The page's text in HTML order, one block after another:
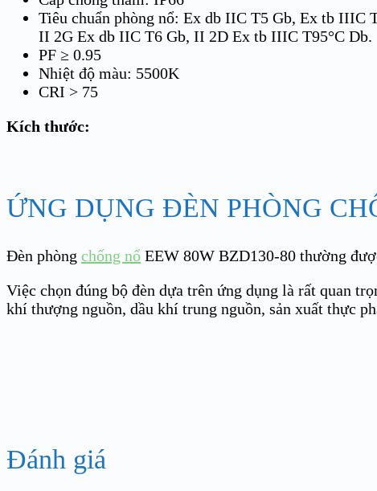
Tiêu chuẩn phòng nổ: Ex db IIC T5 Gb, Ex tb IIIC
II 2G Ex db IIC T6 Gb, II 2D Ex tb IIIC T95°C Db.
PF ≥ 0.95
Nhiệt độ màu: 5500K
CRI > 75
Kích thước:
ỨNG DỤNG ĐÈN PHÒNG
Đèn phòng chống nổ EEW 80W BZD130-80 thường
Việc chọn đúng bộ đèn dựa trên ứng dụng là rất quan
khí thượng nguồn, dầu khí trung nguồn, sản xuất thực
Đánh giá